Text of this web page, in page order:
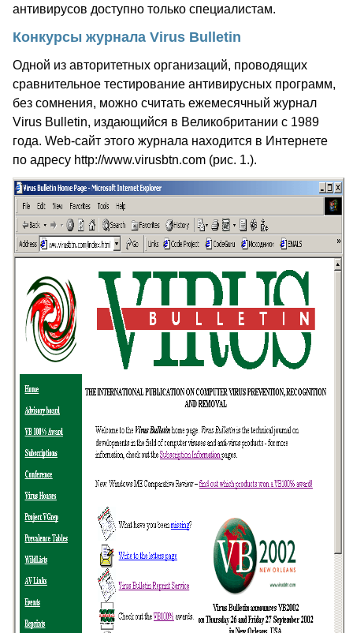
антивирусов доступно только специалистам.
Конкурсы журнала Virus Bulletin
Одной из авторитетных организаций, проводящих
сравнительное тестирование антивирусных программ,
без сомнения, можно считать ежемесячный журнал
Virus Bulletin, издающийся в Великобритании с 1989
года. Web-сайт этого журнала находится в Интернете
по адресу http://www.virusbtn.com (рис. 1.).